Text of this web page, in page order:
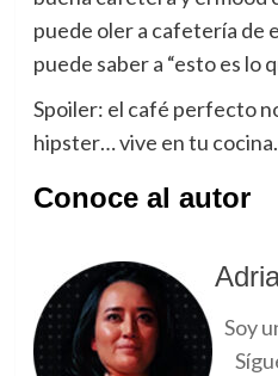
puede oler a cafetería de
puede saber a “esto es lo
Spoiler: el café perfecto
hipster… vive en tu cocina.
Conoce al autor
Soy